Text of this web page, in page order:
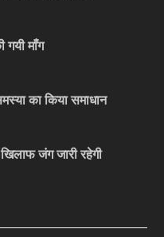
गयी माँग
का किया समाधान
जंग जारी रहेगी